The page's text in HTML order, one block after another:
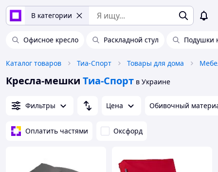
В категории
Офисное кресло Раскладной стул Подушки
Каталог товаров Тиа-Спорт Товары для дома
Кресла-мешки Тиа-Спорт в Украине
Фильтры Цена Обивочный
Оплатить частями Оксфорд